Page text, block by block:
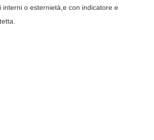
interni o esternietà,e con indicatore e
.